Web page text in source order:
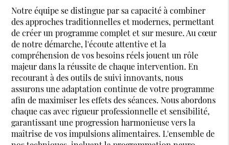
Notre équipe se distingue par sa capacité à combiner
des approches traditionnelles et modernes, permettant
de créer un programme complet et sur mesure. Au cœur
de notre démarche, l'écoute attentive et la
compréhension de vos besoins réels jouent un rôle
majeur dans la réussite de chaque intervention. En
recourant à des outils de suivi innovants, nous
assurons une adaptation continue de votre programme
afin de maximiser les effets des séances. Nous abordons
chaque cas avec rigueur professionnelle et sensibilité,
garantissant une progression harmonieuse vers la
maîtrise de vos impulsions alimentaires. L'ensemble de